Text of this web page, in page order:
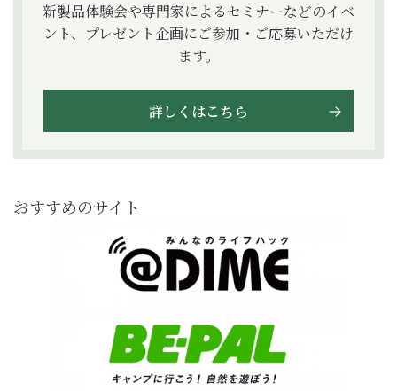
新製品体験会や専門家によるセミナーなどのイベ
ント、プレゼント企画にご参加・ご応募いただけ
ます。
詳しくはこちら
おすすめのサイト